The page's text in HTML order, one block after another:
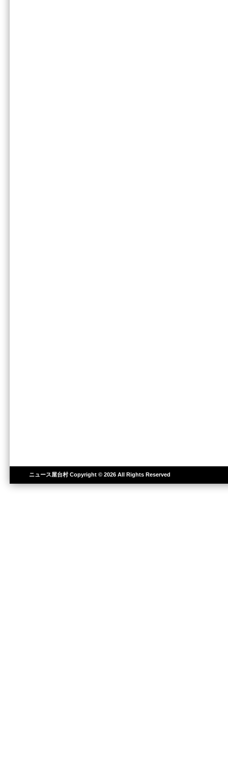
ニュース屋台村Copyright © 2026 All Rights Reserved